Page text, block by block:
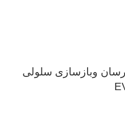
آبرسان وبازسازی سلولی